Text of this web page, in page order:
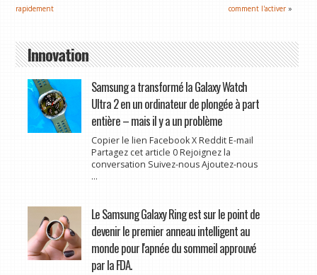
rapidement
comment l'activer »
Innovation
Samsung a transformé la Galaxy Watch
Ultra 2 en un ordinateur de plongée à part
entière – mais il y a un problème
Copier le lien Facebook X Reddit E-mail
Partagez cet article 0 Rejoignez la
conversation Suivez-nous Ajoutez-nous
...
Le Samsung Galaxy Ring est sur le point de
devenir le premier anneau intelligent au
monde pour l'apnée du sommeil approuvé
par la FDA.